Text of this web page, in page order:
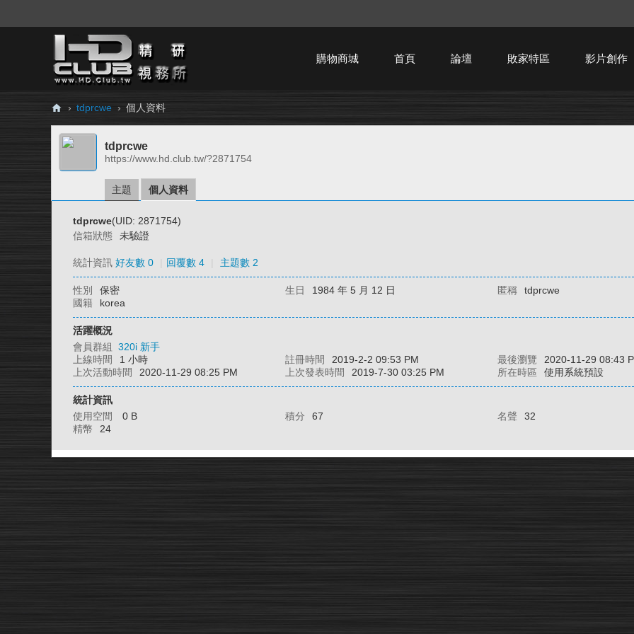
購物商城 首頁 論壇 敗家特區 影片創作
H
Cl
› tdprcwe › 個人資料
tdprcwe
https://www.hd.club.tw/?2871754
主題 個人資料
tdprcwe(UID: 2871754)
信箱狀態
未驗證
統計資訊 好友數 0 回覆數 4 主題數 2
性別 保密 生日 1984 年 5 月 12 日 匿稱
tdprcwe
國籍
korea
活躍概況
會員群組 320i 新手
上線時間
1 小時 註冊時間 2019-2-2 09:53 PM 最後瀏覽
2020-11-29 08:43
上次活動時間
2020-11-29 08:25 PM 上次發表時間 2019-7-30 03:25 PM 所在時區 使用系統預設
統計資訊
使用空間
0 B 積分 67 名聲
32
精幣
24